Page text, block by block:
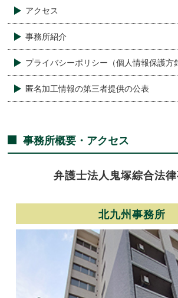
アクセス
事務所紹介
プライバシーポリシー（個人情報保護方
匿名加工情報の第三者提供の公表
事務所概要・アクセス
弁護士法人 鬼塚綜合法
北九州事務所